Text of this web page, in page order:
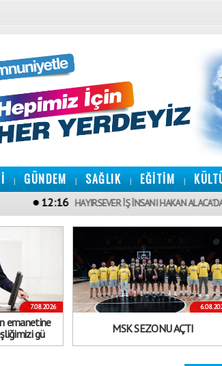
| GÜNDEM | SAĞLIK | EĞİTİM |
HAYIRSEVER İŞ İNSANI HAKAN ALACA’DAN
7.08.2026
emanetine
gü
MSK SEZONU AÇTI